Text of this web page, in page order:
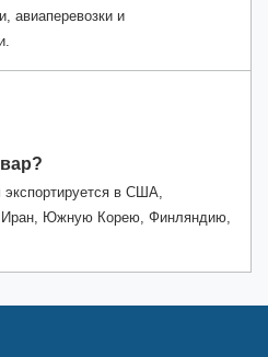
авиаперевозки и
в США,
Иран, Южную Корею, Финляндию,